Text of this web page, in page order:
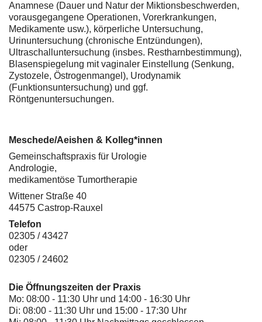
Anamnese (Dauer und Natur der Miktionsbeschwerden,
vorausgegangene Operationen, Vorerkrankungen,
Medikamente usw.), körperliche Untersuchung,
Urinuntersuchung (chronische Entzündungen),
Ultraschalluntersuchung (insbes. Restharnbestimmung),
Blasenspiegelung mit vaginaler Einstellung (Senkung,
Zystozele, Östrogenmangel), Urodynamik
(Funktionsuntersuchung) und ggf.
Röntgenuntersuchungen.
Meschede/Aeishen & Kolleg*innen
Gemeinschaftspraxis für Urologie
Andrologie,
medikamentöse Tumortherapie
Wittener Straße 40
44575 Castrop-Rauxel
Telefon
02305 / 43427
oder
02305 / 24602
Die Öffnungszeiten der Praxis
Mo: 08:00 - 11:30 Uhr und 14:00 - 16:30 Uhr
Di: 08:00 - 11:30 Uhr und 15:00 - 17:30 Uhr